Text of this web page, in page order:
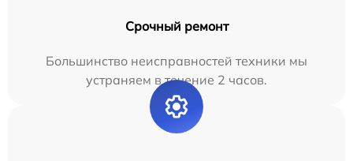
Срочный ремонт
Большинство неисправностей техники мы
устраняем в течение 2 часов.